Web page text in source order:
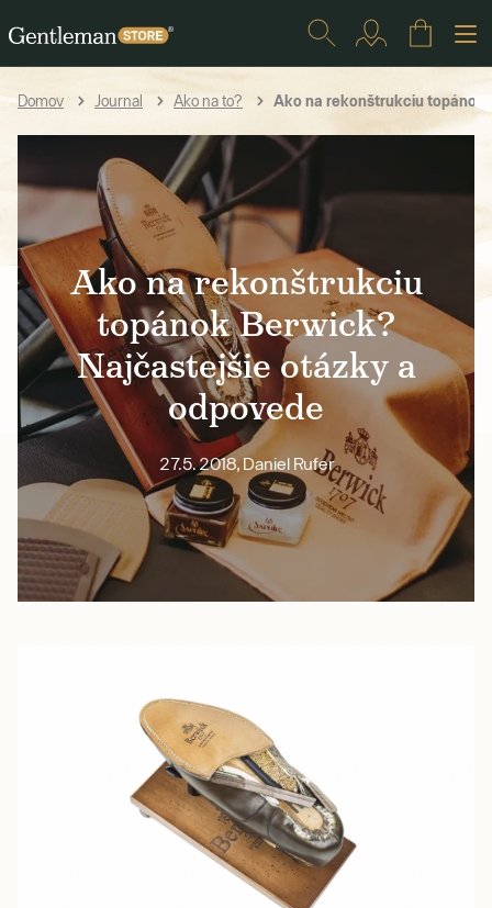
Domov Journal Ako na to? Ako na rekonštrukciu topánok
Ako na rekonštrukciu
topánok Berwick?
Najčastejšie otázky a
odpovede
27.5. 2018, Daniel Rufer